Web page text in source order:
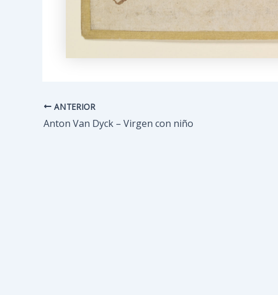
Navegación
de
ANTERIOR
Anton Van Dyck – Virgen con niño